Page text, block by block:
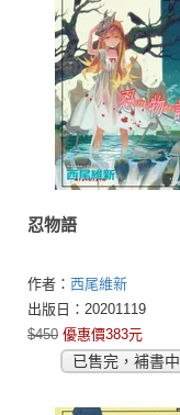
忍物語
作者： 西尾維新
出版日：20201119
$450 優惠價383元
已售完，補書中